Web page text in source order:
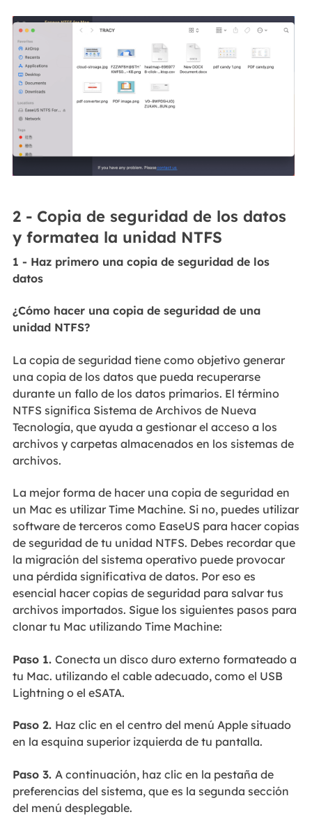
2 - Copia de seguridad de los datos
y formatea la unidad NTFS
1 - Haz primero una copia de seguridad de los
datos
¿Cómo hacer una copia de seguridad de una
unidad NTFS?
La copia de seguridad tiene como objetivo generar
una copia de los datos que pueda recuperarse
durante un fallo de los datos primarios. El término
NTFS significa Sistema de Archivos de Nueva
Tecnología, que ayuda a gestionar el acceso a los
archivos y carpetas almacenados en los sistemas de
archivos.
La mejor forma de hacer una copia de seguridad en
un Mac es utilizar Time Machine. Si no, puedes utilizar
software de terceros como EaseUS para hacer copias
de seguridad de tu unidad NTFS. Debes recordar que
la migración del sistema operativo puede provocar
una pérdida significativa de datos. Por eso es
esencial hacer copias de seguridad para salvar tus
archivos importados. Sigue los siguientes pasos para
clonar tu Mac utilizando Time Machine:
Paso 1. Conecta un disco duro externo formateado a
tu Mac. utilizando el cable adecuado, como el USB
Lightning o el eSATA.
Paso 2. Haz clic en el centro del menú Apple situado
en la esquina superior izquierda de tu pantalla.
Paso 3. A continuación, haz clic en la pestaña de
preferencias del sistema, que es la segunda sección
del menú desplegable.